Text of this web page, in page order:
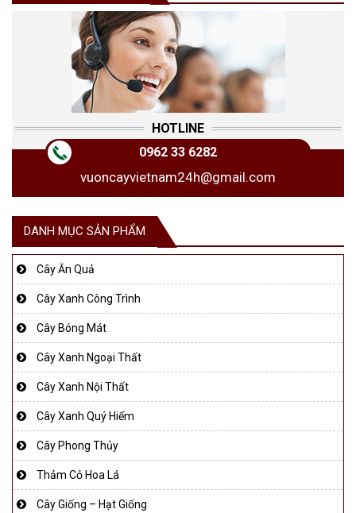
HOTLINE
0962 33 6282
vuoncayvietnam24h@gmail.com
DANH MỤC SẢN PHẨM
Cây Ăn Quả
Cây Xanh Công Trình
Cây Bóng Mát
Cây Xanh Ngoại Thất
Cây Xanh Nội Thất
Cây Xanh Quý Hiếm
Cây Phong Thủy
Thảm Cỏ Hoa Lá
Cây Giống – Hạt Giống